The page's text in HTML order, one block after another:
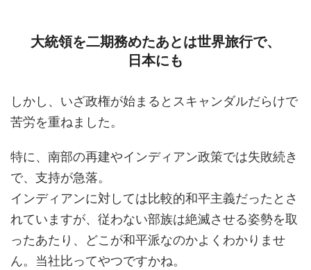
大統領を二期務めたあとは世界旅行で、
日本にも
しかし、いざ政権が始まるとスキャンダルだらけで
苦労を重ねました。
特に、南部の再建やインディアン政策では失敗続き
で、支持が急落。
インディアンに対しては比較的和平主義だったとさ
れていますが、従わない部族は絶滅させる姿勢を取
ったあたり、どこが和平派なのかよくわかりませ
ん。当社比ってやつですかね。